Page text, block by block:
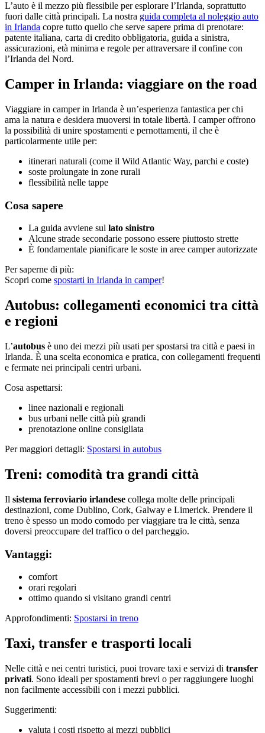
L’auto è il mezzo più flessibile per esplorare l’Irlanda, soprattutto
fuori dalle città principali. La nostra guida completa al noleggio auto
in Irlanda copre tutto quello che serve sapere prima di prenotare:
patente italiana, carta di credito obbligatoria, guida a sinistra,
assicurazioni, età minima e regole per attraversare il confine con
l’Irlanda del Nord.
Camper in Irlanda: viaggiare on the road
Viaggiare in camper in Irlanda è un’esperienza fantastica per chi
ama la natura e desidera muoversi in totale libertà. I camper offrono
la possibilità di unire spostamenti e pernottamenti, il che è
particolarmente utile per:
itinerari naturali (come il Wild Atlantic Way, parchi e coste)
soste prolungate in zone rurali
flessibilità nelle tappe
Cosa sapere
La guida avviene sul lato sinistro
Alcune strade secondarie possono essere piuttosto strette
È fondamentale pianificare le soste in aree camper autorizzate
Per saperne di più:
Scopri come spostarti in Irlanda in camper!
Autobus: collegamenti economici tra città
e regioni
L’autobus è uno dei mezzi più usati per spostarsi tra città e paesi in
Irlanda. È una scelta economica e pratica, con collegamenti frequenti
e fermate nei principali centri urbani.
Cosa aspettarsi:
linee nazionali e regionali
bus urbani nelle città più grandi
prenotazione online consigliata
Per maggiori dettagli: Spostarsi in autobus
Treni: comodità tra grandi città
Il sistema ferroviario irlandese collega molte delle principali
destinazioni, come Dublino, Cork, Galway e Limerick. Prendere il
treno è spesso un modo comodo per viaggiare tra le città, senza
doversi preoccupare del traffico o del parcheggio.
Vantaggi:
comfort
orari regolari
ottimo quando si visitano grandi centri
Approfondimenti: Spostarsi in treno
Taxi, transfer e trasporti locali
Nelle città e nei centri turistici, puoi trovare taxi e servizi di transfer
privati. Sono ideali per spostamenti brevi o per raggiungere luoghi
non facilmente accessibili con i mezzi pubblici.
Suggerimenti:
valuta i costi rispetto ai mezzi pubblici